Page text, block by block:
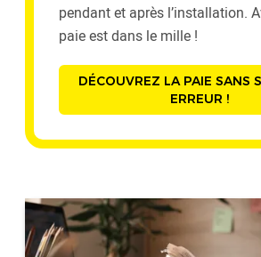
pendant et après l’installation.
paie est dans le mille !
DÉCOUVREZ LA PAIE SANS
ERREUR !